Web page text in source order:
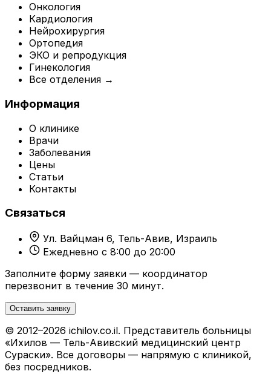
Онкология
Кардиология
Нейрохирургия
Ортопедия
ЭКО и репродукция
Гинекология
Все отделения →
Информация
О клинике
Врачи
Заболевания
Цены
Статьи
Контакты
Связаться
Ул. Вайцман 6, Тель-Авив, Израиль
Ежедневно с 8:00 до 20:00
Заполните форму заявки — координатор
перезвонит в течение 30 минут.
Оставить заявку
© 2012–2026 ichilov.co.il. Представитель больницы
«Ихилов — Тель-Авивский медицинский центр
Сураски». Все договоры — напрямую с клиникой,
без посредников.